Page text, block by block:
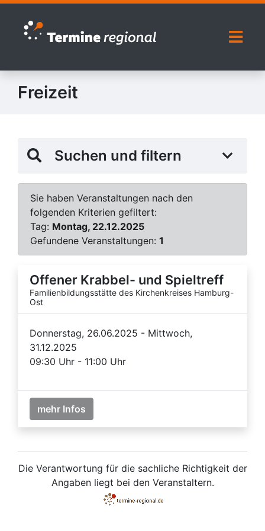
Zur Navigation springen
Zum Inhalt springen
Freizeit
Suchen und filtern
Sie haben Veranstaltungen nach den
folgenden Kriterien gefiltert:
Tag: Montag, 22.12.2025
Gefundene Veranstaltungen: 1
Offener Krabbel- und Spieltreff
Familienbildungsstätte des Kirchenkreises Hamburg-
Ost
Donnerstag, 26.06.2025 - Mittwoch,
31.12.2025
09:30 Uhr - 11:00 Uhr
mehr Infos
Die Verantwortung für die sachliche Richtigkeit der
Angaben liegt bei den Veranstaltern.